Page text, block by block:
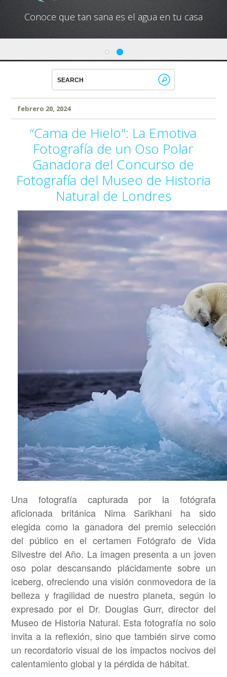
Conoce que tan sana es el agua en tu casa
Conoce cual es el mejor calentador solar de
México
febrero 20, 2024
“Cama de Hielo": La Emotiva
Fotografía de un Oso Polar
Ganadora del Concurso de
Fotografía del Museo de Historia
Natural de Londres
Una fotografía capturada por la fotógrafa
aficionada británica Nima Sarikhani ha sido
elegida como la ganadora del premio selección
del público en el certamen Fotógrafo de Vida
Silvestre del Año. La imagen presenta a un joven
oso polar descansando plácidamente sobre un
iceberg, ofreciendo una visión conmovedora de la
belleza y fragilidad de nuestro planeta, según lo
expresado por el Dr. Douglas Gurr, director del
Museo de Historia Natural. Esta fotografía no solo
invita a la reflexión, sino que también sirve como
un recordatorio visual de los impactos nocivos del
calentamiento global y la pérdida de hábitat.